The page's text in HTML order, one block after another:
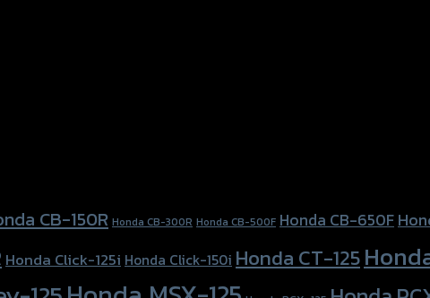
CB-150R Honda CB-300R Honda CB-500F Honda CB-650F
Honda Click-125i Honda Click-150i Honda CT-125